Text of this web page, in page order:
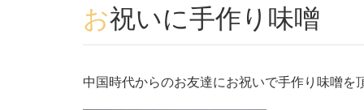
お祝いに手作り味噌
中国時代からのお友達にお祝いで手作り味噌を